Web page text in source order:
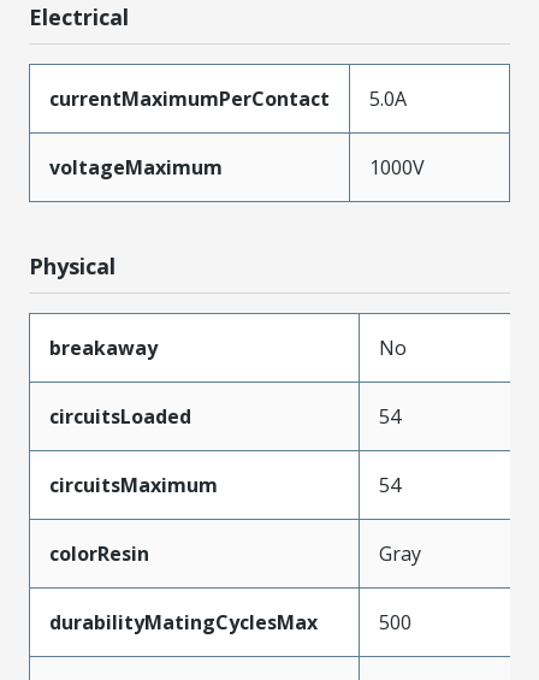
Electrical
currentMaximumPerContact 5.0A
voltageMaximum 1000V
Physical
breakaway No
circuitsLoaded 54
circuitsMaximum 54
colorResin Gray
durabilityMatingCyclesMax 500